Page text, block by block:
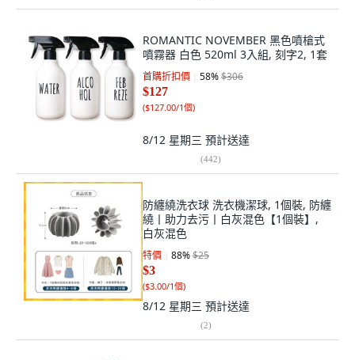
ROMANTIC NOVEMBER 黑色噴槍式
噴霧器 白色 520ml 3入組, 刻字2, 1套
首購折扣價 58%$306
$127
($127.00/1個)
8/12 星期三 預計送達
(442)
防纏繞洗衣球 洗衣機潔球, 1個裝, 防纏
繞丨助力去污丨白灰混色【1個裝】,
白灰混色
特價 88%$25
$3
($3.00/1個)
8/12 星期三 預計送達
(2)